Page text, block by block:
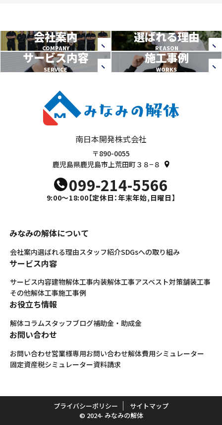
会社案内
COMPANY
選ばれる理由
REASON
サービス内容
SERVICE
施工事例
WORKS
南日本開発株式会社
〒890-0055
鹿児島県鹿児島市上荒田町３８−８
099-214-5566
9:00～18:00【定休日：年末年始,日曜日】
みなみの解体について
会社案内選ばれる理由スタッフ紹介SDGsへの取り組み
サービス内容
サービス内容建物解体工事内装解体工事アスベスト対策舗装工事
その他解体工事施工事例
お役立ち情報
解体コラムスタッフブログ補助金・助成金
お問い合わせ
お問い合わせ営業様専用お問い合わせ解体費用シミュレーター
固定資産税シミュレーター資料請求
プライバシーポリシー
サイトマップ
© 2024- みなみの解体